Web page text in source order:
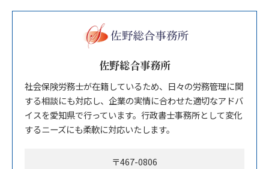
佐野総合事務所
社会保険労務士が在籍しているため、日々の労務管理に関
する相談にも対応し、企業の実情に合わせた適切なアドバ
イスを愛知県で行っています。行政書士事務所として変化
するニーズにも柔軟に対応いたします。
〒467-0806